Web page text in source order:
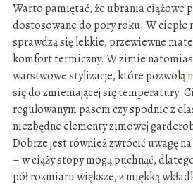
Warto pamiętać, że ubrania ciążowe
dostosowane do pory roku. W ciepłe
sprawdzą się lekkie, przewiewne
komfort termiczny. W zimie
warstwowe stylizacje, które pozwolą
się do zmieniającej się temperatury.
regulowanym pasem czy spodnie z
niezbędne elementy zimowej
Dobrze jest również zwrócić uwagę
– w ciąży stopy mogą puchnąć,
pół rozmiaru większe, z miękką